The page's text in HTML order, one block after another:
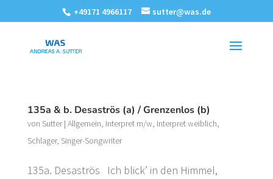
+49171 4966117 sutter@was.de
135a & b. Desaströs (a) / Grenzenlos (b)
von Sutter| Allgemein, Interpret m/w, Interpret weiblich,
Schlager, Singer-Songwriter
135a. Desaströs Ich blick’ in den Himmel,